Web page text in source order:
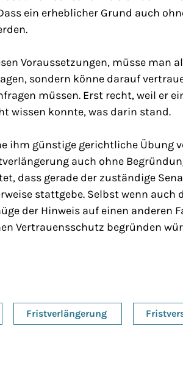
ein erheblicher Grund auch
Voraussetzungen, müsse man
sondern könne darauf
müssen. Erst recht, weil er
wissen konnte, was darin stand.
ihm günstige gerichtliche Übung
auch ohne
dass gerade der zuständige
stattgebe. Selbst wenn auch
der Hinweis auf einen anderen
Vertrauensschutz begründen
Fristverlängerung